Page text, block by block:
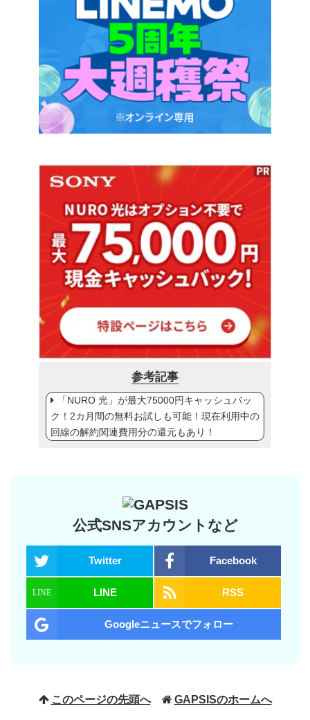
参考記事
「NURO 光」が最大75000円キャッシュバッ
ク！2カ月間の無料お試しも可能！現在利用中の
回線の解約関連費用分の還元もあり！
公式SNSアカウントなど
Twitter Facebook
LINE RSS
Googleニュースでフォロー
このページの先頭へ GAPSISのホームへ